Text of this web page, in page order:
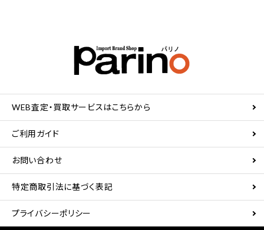
WEB査定・買取サービスはこちらから
ご利用ガイド
お問い合わせ
特定商取引法に基づく表記
プライバシーポリシー